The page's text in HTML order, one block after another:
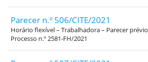
Parecer n.º 506/CITE/2021
Horário flexível – Trabalhadora – Parecer prévio
Processo n.º 2581-FH/2021